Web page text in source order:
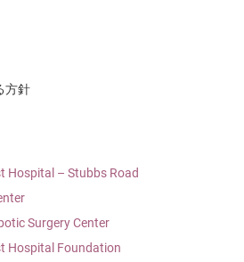
方針
Hospital – Stubbs Road
Surgery Center
Hospital Foundation